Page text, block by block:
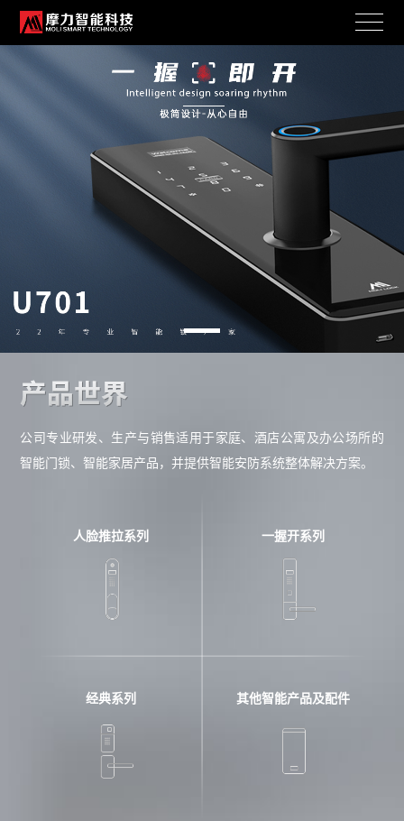
公司专业研发、生产与销售适用于家庭、酒店公寓及办公场所的
智能门锁、智能家居产品，并提供智能安防系统整体解决方案。
人脸推拉系列 一握开系列
经典系列 其他智能产品及配件